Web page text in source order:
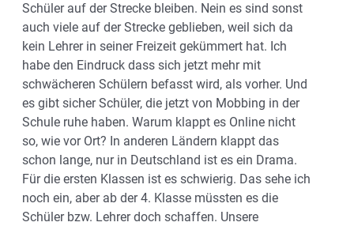
Schüler auf der Strecke bleiben. Nein es sind sonst
auch viele auf der Strecke geblieben, weil sich da
kein Lehrer in seiner Freizeit gekümmert hat. Ich
habe den Eindruck dass sich jetzt mehr mit
schwächeren Schülern befasst wird, als vorher. Und
es gibt sicher Schüler, die jetzt von Mobbing in der
Schule ruhe haben. Warum klappt es Online nicht
so, wie vor Ort? In anderen Ländern klappt das
schon lange, nur in Deutschland ist es ein Drama.
Für die ersten Klassen ist es schwierig. Das sehe ich
noch ein, aber ab der 4. Klasse müssten es die
Schüler bzw. Lehrer doch schaffen. Unsere